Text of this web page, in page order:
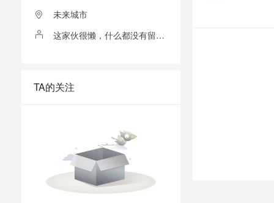
未来城市
这家伙很懒，什么都没有留下！
TA的关注